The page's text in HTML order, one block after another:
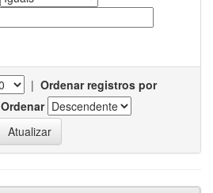
| Ordenar registros por
Ordenar